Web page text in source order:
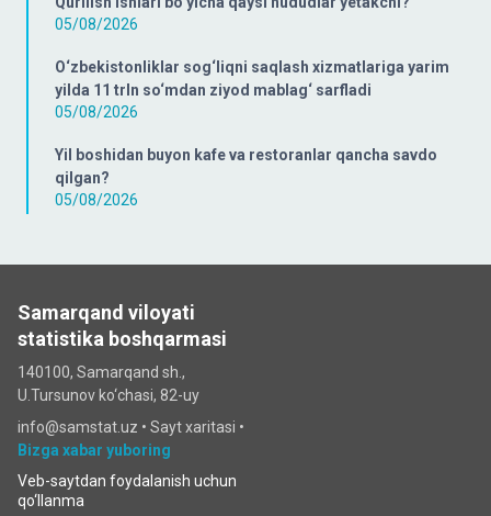
05/08/2026
O‘zbekistonliklar sog‘liqni saqlash xizmatlariga yarim
yilda 11 trln so‘mdan ziyod mablag‘ sarfladi
05/08/2026
Yil boshidan buyon kafe va restoranlar qancha savdo
qilgan?
05/08/2026
Samarqand viloyati
statistika boshqarmasi
140100, Samarqand sh.,
U.Tursunov ko‘chаsi, 82-uy
info@samstat.uz • Sayt xaritasi •
Bizga xabar yuboring
Veb-saytdan foydalanish uchun
qo‘llanma